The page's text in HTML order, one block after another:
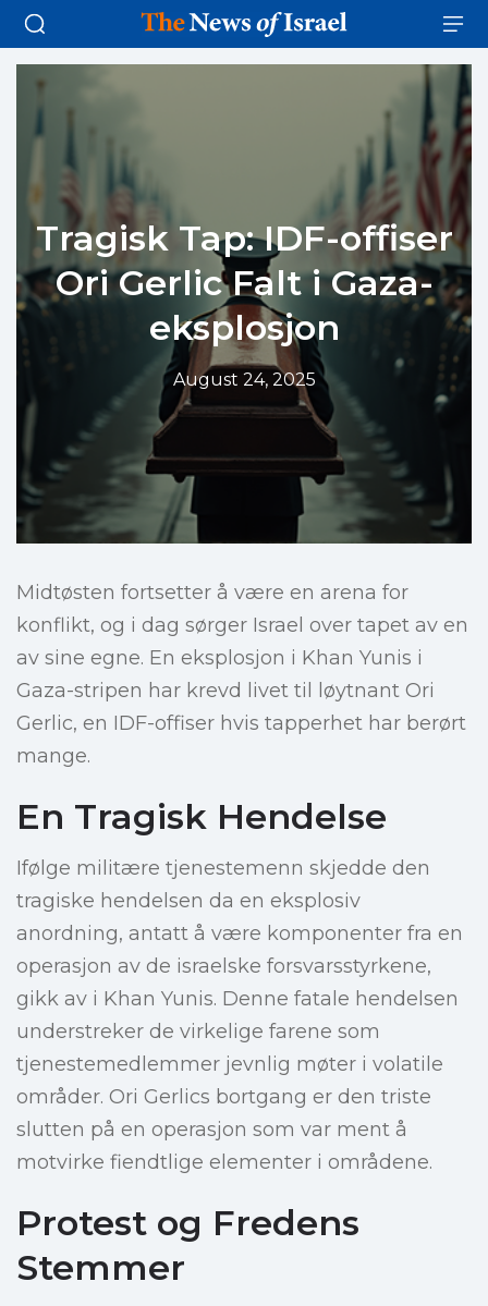
Tragisk Tap: IDF-offiser
Ori Gerlic Falt i Gaza-
eksplosjon
August 24, 2025
Midtøsten fortsetter å være en arena for
konflikt, og i dag sørger Israel over tapet av en
av sine egne. En eksplosjon i Khan Yunis i
Gaza-stripen har krevd livet til løytnant Ori
Gerlic, en IDF-offiser hvis tapperhet har berørt
mange.
En Tragisk Hendelse
Ifølge militære tjenestemenn skjedde den
tragiske hendelsen da en eksplosiv
anordning, antatt å være komponenter fra en
operasjon av de israelske forsvarsstyrkene,
gikk av i Khan Yunis. Denne fatale hendelsen
understreker de virkelige farene som
tjenestemedlemmer jevnlig møter i volatile
områder. Ori Gerlics bortgang er den triste
slutten på en operasjon som var ment å
motvirke fiendtlige elementer i områdene.
Protest og Fredens
Stemmer